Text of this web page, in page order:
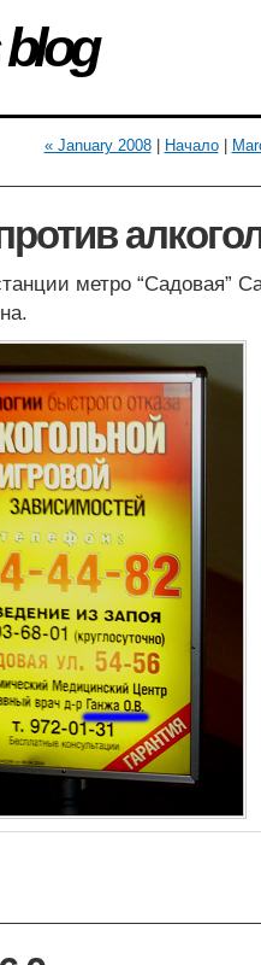
blog
« January 2008| Начало|
метро “Садовая”